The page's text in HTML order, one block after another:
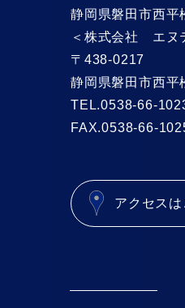
静岡県磐田市西平
＜株式会社 エヌ
〒438-0217
静岡県磐田市西平
TEL.0538-66-
FAX.0538-66-
アクセスは